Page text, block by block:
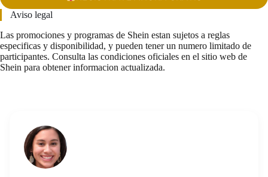
Aviso legal
Las promociones y programas de Shein estan sujetos a reglas
especificas y disponibilidad, y pueden tener un numero limitado de
participantes. Consulta las condiciones oficiales en el sitio web de
Shein para obtener informacion actualizada.